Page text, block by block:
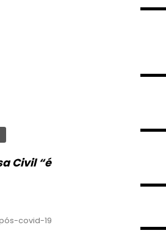
Civil “é
covid-19